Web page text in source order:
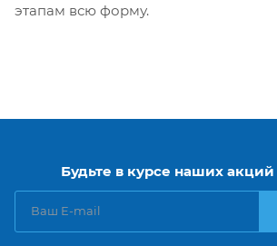
этапам всю форму.
Будьте в курсе наших